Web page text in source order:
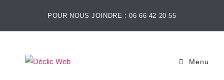
POUR NOUS JOINDRE : 06 66 42 20 55
Menu